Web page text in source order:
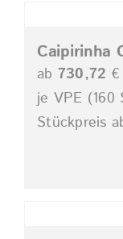
Caipirinha
ab 730,72 €
je VPE (160
Stückpreis